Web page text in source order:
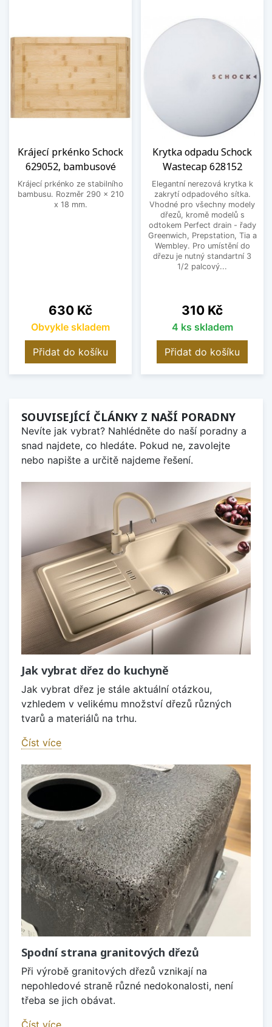
Krájecí prkénko Schock
629052, bambusové
Krájecí prkénko ze stabilního
bambusu. Rozměr 290 x 210
x 18 mm.
Cena
630 Kč
Obvykle skladem
Přidat do košíku
Krytka odpadu Schock
Wastecap 628152
Elegantní nerezová krytka k
zakrytí odpadového sítka.
Vhodné pro všechny modely
dřezů, kromě modelů s
odtokem Perfect drain - řady
Greenwich, Prepstation, Tia a
Wembley. Pro umístění do
dřezu je nutný standartní 3
1/2 palcový...
Cena
310 Kč
4 ks skladem
Přidat do košíku
SOUVISEJÍCÍ ČLÁNKY Z NAŠÍ PORADNY
Nevíte jak vybrat? Nahlédněte do naší poradny a
snad najdete, co hledáte. Pokud ne, zavolejte
nebo napište a určitě najdeme řešení.
Jak vybrat dřez do kuchyně
Jak vybrat dřez je stále aktuální otázkou,
vzhledem v velikému množství dřezů různých
tvarů a materiálů na trhu.
Číst více
Spodní strana granitových dřezů
Při výrobě granitových dřezů vznikají na
nepohledové straně různé nedokonalosti, není
třeba se jich obávat.